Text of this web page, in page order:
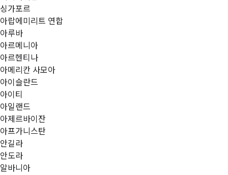
싱가포르
아랍에미리트 연합
아루바
아르메니아
아르헨티나
아메리칸 사모아
아이슬란드
아이티
아일랜드
아제르바이잔
아프가니스탄
안길라
안도라
알바니아